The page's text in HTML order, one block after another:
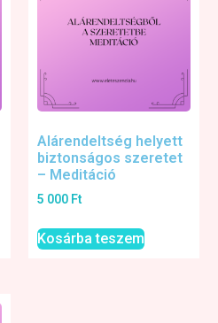
Alárendeltség helyett
biztonságos szeretet
– Meditáció
5 000 Ft
Kosárba teszem